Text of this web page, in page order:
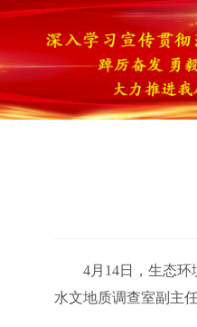
4月14日，生态
水文地质调查室副主